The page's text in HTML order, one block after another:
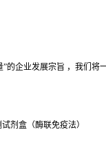
企业发展宗旨 ，我们将
剂盒（酶联免疫法）